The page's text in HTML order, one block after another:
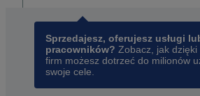
Sprzedajesz, oferujesz usługi
pracowników? Zobacz, jak
firm możesz dotrzeć do milionów
swoje cele.